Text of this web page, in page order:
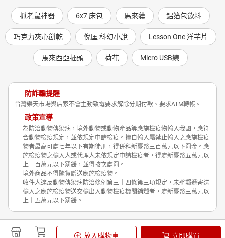
放入購物車 立即購買
抓老鼠神器 6x7 床包 馬來貘 鋁箔包飲料
巧克力夾心餅乾 倪匡 科幻小說 Lesson One 洋芋片
馬來西亞插頭 荷花 Micro USB線
防詐騙提醒
台灣樂天市場與店家不會主動致電要求解除分期付款、要求ATM轉帳。
政策宣導
為防治動物傳染病，境外動物或動物產品等應施檢疫物輸入我國，應符
合動物檢疫規定，並依規定申請檢疫。擅自輸入屬禁止輸入之應施檢疫
物者最高可處七年以下有期徒刑，得併科新臺幣三百萬元以下罰金。應
施檢疫物之輸入人或代理人未依規定申請檢疫者，得處新臺幣五萬元以
上一百萬元以下罰鍰，並得按次處罰。
境外商品不得隨貨贈送應施檢疫物。
收件人違反動物傳染病防治條例第三十四條第三項規定，未將郵遞寄送
輸入之應施檢疫物送交輸出入動物檢疫機關銷燬者，處新臺幣三萬元以
上十五萬元以下罰鍰。
Shopping is Entertainment!